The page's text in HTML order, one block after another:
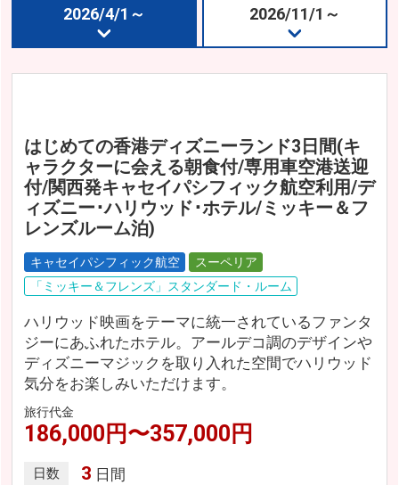
2026/4/1～ 2026/11/1～
はじめての香港ディズニーランド3日間(キ
ャラクターに会える朝食付/専用車空港送迎
付/関西発キャセイパシフィック航空利用/デ
ィズニー･ハリウッド･ホテル/ミッキー＆フ
レンズルーム泊)
キャセイパシフィック航空
スーペリア
「ミッキー＆フレンズ」スタンダード・ルーム
ハリウッド映画をテーマに統一されているファンタ
ジーにあふれたホテル。アールデコ調のデザインや
ディズニーマジックを取り入れた空間でハリウッド
気分をお楽しみいただけます。
旅行代金
186,000円〜357,000円
日数 3 日間